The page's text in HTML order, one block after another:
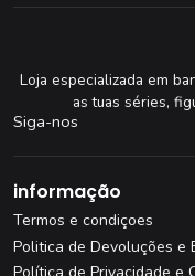
Loja especializada em
as tuas séries,
Siga-nos
informação
Termos e condiçoes
Politica de Devoluções e